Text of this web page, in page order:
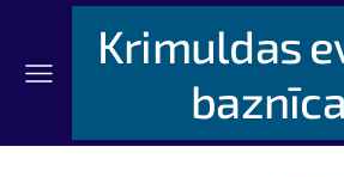
Krimuldas
baznīca